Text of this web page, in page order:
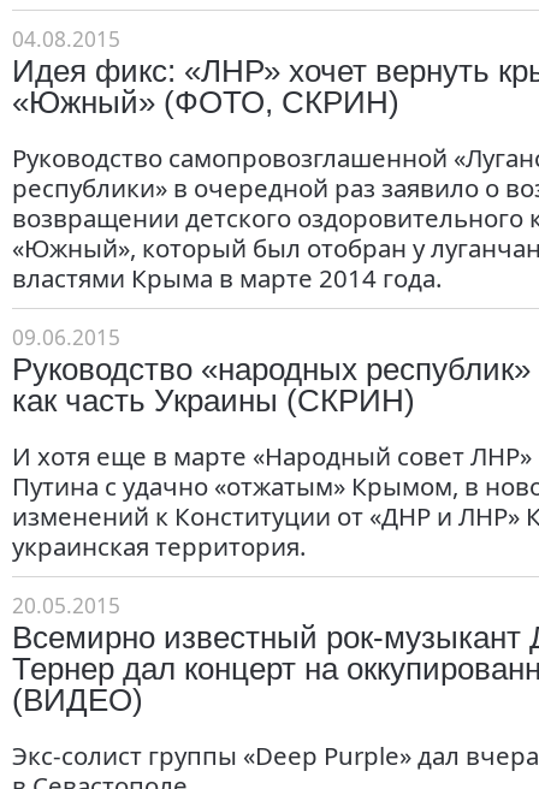
04.08.2015
Идея фикс: «ЛНР» хочет вернуть
«Южный» (ФОТО, СКРИН)
Руководство самопровозглашенной
республики» в очередной раз заявило о
возвращении детского оздоровительного
«Южный», который был отобран у
властями Крыма в марте 2014 года.
09.06.2015
Руководство «народных
как часть Украины (СКРИН)
И хотя еще в марте «Народный совет ЛНР»
Путина с удачно «отжатым» Крымом, в
изменений к Конституции от «ДНР и ЛНР»
украинская территория.
20.05.2015
Всемирно известный рок-музыкант
Тернер дал концерт на
(ВИДЕО)
Экс-солист группы «Deep Purple» дал